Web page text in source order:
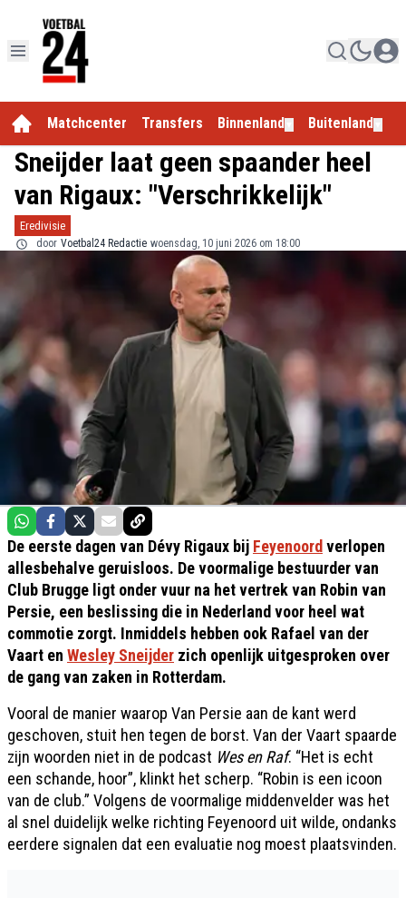
Matchcenter Transfers Binnenland Buitenland
Sneijder laat geen spaander heel
van Rigaux: "Verschrikkelijk"
Eredivisie
door Voetbal24 Redactie woensdag, 10 juni 2026 om 18:00
De eerste dagen van Dévy Rigaux bij Feyenoord verlopen
allesbehalve geruisloos. De voormalige bestuurder van
Club Brugge ligt onder vuur na het vertrek van Robin van
Persie, een beslissing die in Nederland voor heel wat
commotie zorgt. Inmiddels hebben ook Rafael van der
Vaart en Wesley Sneijder zich openlijk uitgesproken over
de gang van zaken in Rotterdam.
Vooral de manier waarop Van Persie aan de kant werd
geschoven, stuit hen tegen de borst. Van der Vaart spaarde
zijn woorden niet in de podcast Wes en Raf. “Het is echt
een schande, hoor”, klinkt het scherp. “Robin is een icoon
van de club.” Volgens de voormalige middenvelder was het
al snel duidelijk welke richting Feyenoord uit wilde, ondanks
eerdere signalen dat een evaluatie nog moest plaatsvinden.